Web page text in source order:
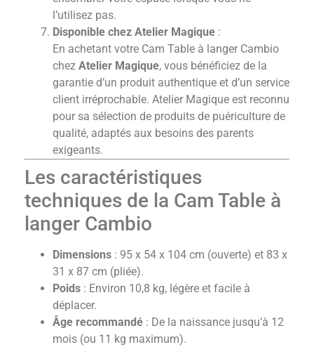
l’utilisez pas.
Disponible chez Atelier Magique :
En achetant votre Cam Table à langer Cambio
chez Atelier Magique, vous bénéficiez de la
garantie d’un produit authentique et d’un service
client irréprochable. Atelier Magique est reconnu
pour sa sélection de produits de puériculture de
qualité, adaptés aux besoins des parents
exigeants.
Les caractéristiques
techniques de la Cam Table à
langer Cambio
Dimensions : 95 x 54 x 104 cm (ouverte) et 83 x
31 x 87 cm (pliée).
Poids : Environ 10,8 kg, légère et facile à
déplacer.
Âge recommandé : De la naissance jusqu’à 12
mois (ou 11 kg maximum).